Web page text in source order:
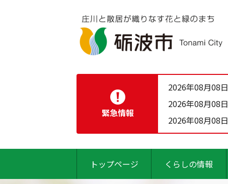
緊急情報
2026年08月08日
2026年08月08日
2026年08月08日
トップページ くらしの情報